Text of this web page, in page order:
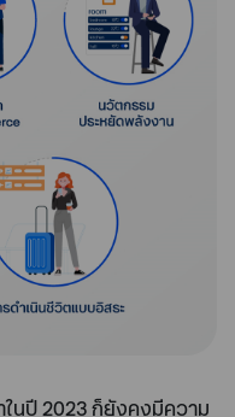
นปี 2023 ก็ยังคงมีความ